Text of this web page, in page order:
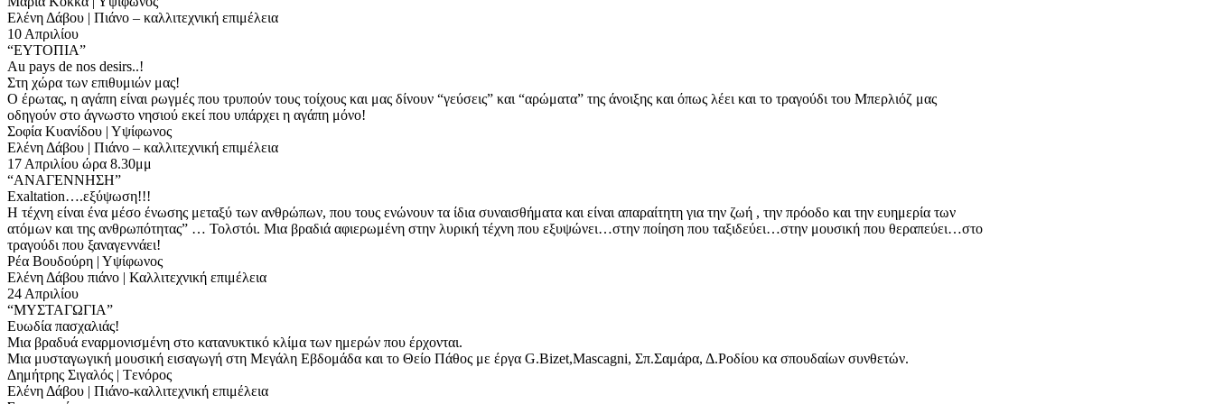
Ελένη Δάβου | Πιάνο – καλλιτεχνική επιμέλεια
10 Απριλίου
“ΕΥΤΟΠΙΑ”
Au pays de nos desirs..!
Στη χώρα των επιθυμιών μας!
Ο έρωτας, η αγάπη είναι ρωγμές που τρυπούν τους τοίχους και μας δίνουν “γεύσεις” και “αρώματα” της άνοιξης και όπως λέει και το τραγούδι του Μπερλιόζ μας
οδηγούν στο άγνωστο νησιού εκεί που υπάρχει η αγάπη μόνο!
Σοφία Κυανίδου | Υψίφωνος
Ελένη Δάβου | Πιάνο – καλλιτεχνική επιμέλεια
17 Απριλίου ώρα 8.30μμ
“ΑΝΑΓΕΝΝΗΣΗ”
Exaltation….εξύψωση!!!
Η τέχνη είναι ένα μέσο ένωσης μεταξύ των ανθρώπων, που τους ενώνουν τα ίδια συναισθήματα και είναι απαραίτητη για την ζωή , την πρόοδο και την ευημερία των
ατόμων και της ανθρωπότητας” … Τολστόι. Μια βραδιά αφιερωμένη στην λυρική τέχνη που εξυψώνει…στην ποίηση που ταξιδεύει…στην μουσική που θεραπεύει…στο
τραγούδι που ξαναγεννάει!
Ρέα Βουδούρη | Υψίφωνος
Ελένη Δάβου πιάνο | Καλλιτεχνική επιμέλεια
24 Απριλίου
“ΜΥΣΤΑΓΩΓΙA”
Ευωδία πασχαλιάς!
Μια βραδυά εναρμονισμένη στο κατανυκτικό κλίμα των ημερών που έρχονται.
Μια μυσταγωγική μουσική εισαγωγή στη Μεγάλη Εβδομάδα και το Θείο Πάθος με έργα G.Bizet,Mascagni, Σπ.Σαμάρα, Δ.Ροδίου κα σπουδαίων συνθετών.
Δημήτρης Σιγαλός | Tενόρος
Ελένη Δάβου | Πιάνο-καλλιτεχνική επιμέλεια